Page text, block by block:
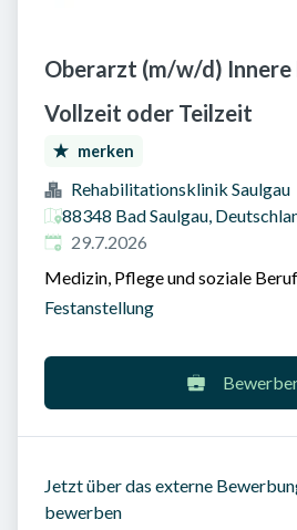
Oberarzt (m/w/d) Innere
Vollzeit oder Teilzeit
merken
Rehabilitationsklinik Saulgau
88348 Bad Saulgau,
Veröffentlicht am
29.7.2026
Medizin, Pflege und soziale
Festanstellung
Jetzt über das externe
bewerben